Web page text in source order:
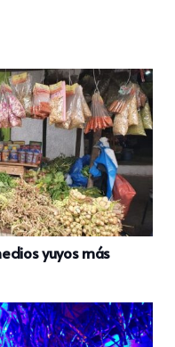
yuyos más